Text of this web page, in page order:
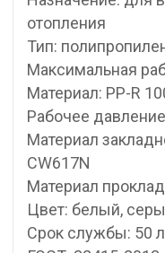
отопления
Тип:
Максимальная
Материал: PP-R
Рабочее
Материал
CW617N
Материал
Цвет: белый,
Срок службы: 50